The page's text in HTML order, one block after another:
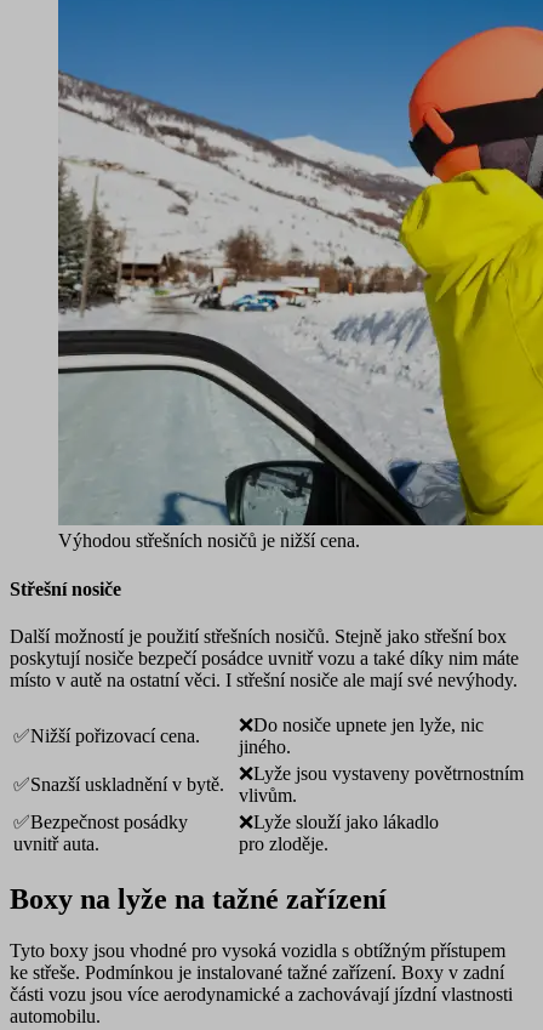
Výhodou střešních nosičů je nižší cena.
Střešní nosiče
Další možností je použití střešních nosičů. Stejně jako střešní box
poskytují nosiče bezpečí posádce uvnitř vozu a také díky nim máte
místo v autě na ostatní věci. I střešní nosiče ale mají své nevýhody.
✅Nižší pořizovací cena.
❌Do nosiče upnete jen lyže, nic
jiného.
✅Snazší uskladnění v bytě.
❌Lyže jsou vystaveny povětrnostním
vlivům.
✅Bezpečnost posádky
uvnitř auta.
❌Lyže slouží jako lákadlo
pro zloděje.
Boxy na lyže na tažné zařízení
Tyto boxy jsou vhodné pro vysoká vozidla s obtížným přístupem
ke střeše. Podmínkou je instalované tažné zařízení. Boxy v zadní
části vozu jsou více aerodynamické a zachovávají jízdní vlastnosti
automobilu.